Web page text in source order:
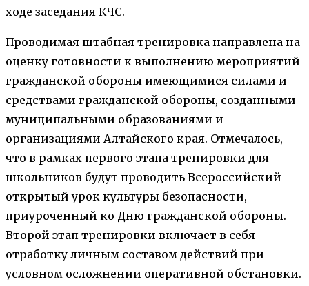
ходе заседания КЧС.
Проводимая штабная тренировка направлена на
оценку готовности к выполнению мероприятий
гражданской обороны имеющимися силами и
средствами гражданской обороны, созданными
муниципальными образованиями и
организациями Алтайского края. Отмечалось,
что в рамках первого этапа тренировки для
школьников будут проводить Всероссийский
открытый урок культуры безопасности,
приуроченный ко Дню гражданской обороны.
Второй этап тренировки включает в себя
отработку личным составом действий при
условном осложнении оперативной обстановки.